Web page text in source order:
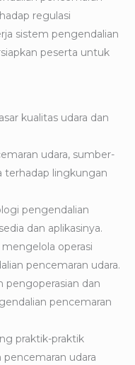
regulasi
sistem pengendalian
peserta untuk
kualitas udara dan
udara, sumber-
terhadap lingkungan
pengendalian
dan aplikasinya.
operasi
pencemaran udara.
pengoperasian dan
pencemaran
praktik-praktik
udara